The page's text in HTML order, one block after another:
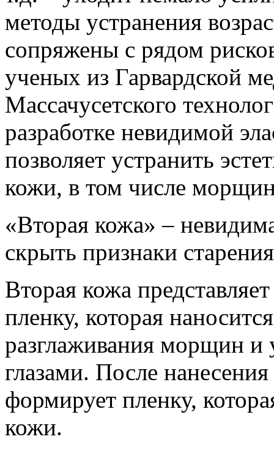
методы устранения
сопряжены с рядом
ученых из Гарвардской
Массачусетского
разработке невидимой
позволяет устранить
кожи, в том числе
«Вторая кожа» –
скрыть признаки старения
Вторая кожа
пленку, которая
разглаживания морщин и
глазами. После
формирует пленку,
кожи.